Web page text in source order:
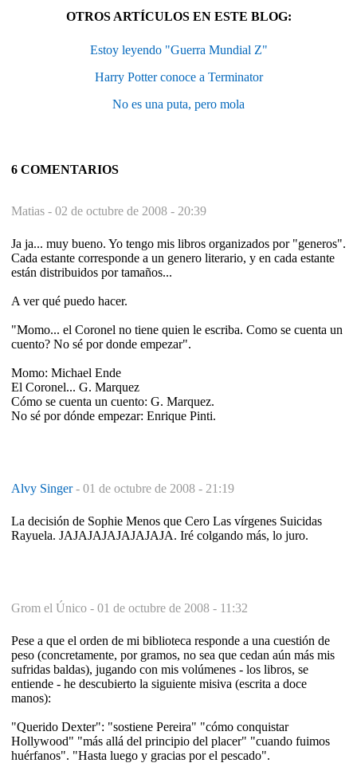
OTROS ARTÍCULOS EN ESTE BLOG:
Estoy leyendo "Guerra Mundial Z"
Harry Potter conoce a Terminator
No es una puta, pero mola
6 COMENTARIOS
Matias - 02 de octubre de 2008 - 20:39
Ja ja... muy bueno. Yo tengo mis libros organizados por "generos".
Cada estante corresponde a un genero literario, y en cada estante
están distribuidos por tamaños...
A ver qué puedo hacer.
"Momo... el Coronel no tiene quien le escriba. Como se cuenta un
cuento? No sé por donde empezar".
Momo: Michael Ende
El Coronel... G. Marquez
Cómo se cuenta un cuento: G. Marquez.
No sé por dónde empezar: Enrique Pinti.
Alvy Singer- 01 de octubre de 2008 - 21:19
La decisión de Sophie Menos que Cero Las vírgenes Suicidas
Rayuela. JAJAJAJAJAJAJAJA. Iré colgando más, lo juro.
Grom el Único - 01 de octubre de 2008 - 11:32
Pese a que el orden de mi biblioteca responde a una cuestión de
peso (concretamente, por gramos, no sea que cedan aún más mis
sufridas baldas), jugando con mis volúmenes - los libros, se
entiende - he descubierto la siguiente misiva (escrita a doce
manos):
"Querido Dexter": "sostiene Pereira" "cómo conquistar
Hollywood" "más allá del principio del placer" "cuando fuimos
huérfanos". "Hasta luego y gracias por el pescado".